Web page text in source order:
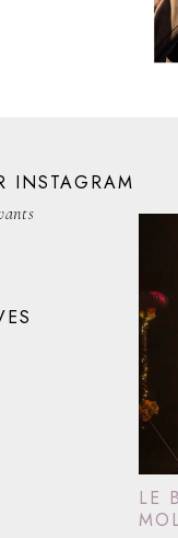
INSTAGRAM
LE